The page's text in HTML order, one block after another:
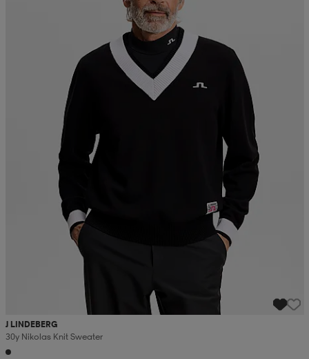
J LINDEBERG
30y Nikolas Knit Sweater